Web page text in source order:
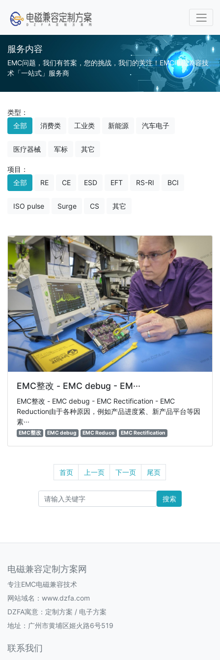
服务内容
EMC问题，我们有答案，您的挑战，我们的关注！EMC电磁兼容技
术「一站式」服务商
类型：
全部
消费类 工业类 新能源 汽车电子
医疗器械 军标 其它
项目：
全部
RE CE ESD EFT RS-RI BCI
ISO pulse Surge CS 其它
EMC整改 - EMC debug - EM···
EMC整改 - EMC debug - EMC Rectification - EMC
Reduction由于各种原因，例如产品进度紧、新产品平台等因
素···
EMC整改 EMC debug EMC Reduce EMC Rectification
首页 上一页 下一页 尾页
搜索
电磁兼容定制方案网
专注EMC电磁兼容技术
网站域名：www.dzfa.com
DZFA寓意：定制方案 / 电子方案
地址：广州市黄埔区姬火路6号519
联系我们